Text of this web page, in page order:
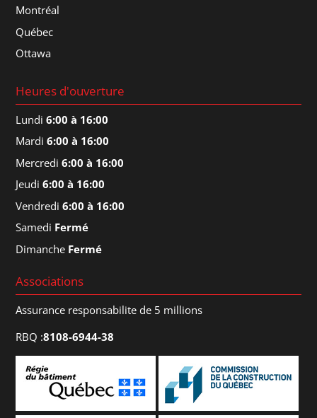
Montréal
Québec
Ottawa
Heures d'ouverture
Lundi6:00 à 16:00
Mardi6:00 à 16:00
Mercredi6:00 à 16:00
Jeudi6:00 à 16:00
Vendredi6:00 à 16:00
Samedi Fermé
Dimanche Fermé
Associations
Assurance responsabilite de 5 millions
RBQ :8108-6944-38